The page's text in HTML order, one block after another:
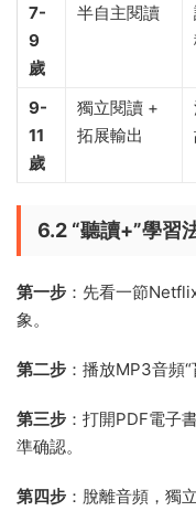
7-
9
歲
半自主閱讀
9-
11
歲
獨立閱讀 +
拓展輸出
6.2 “聽讀+”學習
第一步 ：先看一節
象。
第二步 ：播放MP3音頻“
第三步 ：打開PDF電子
準确認。
第四步 ：脫離音頻，獨